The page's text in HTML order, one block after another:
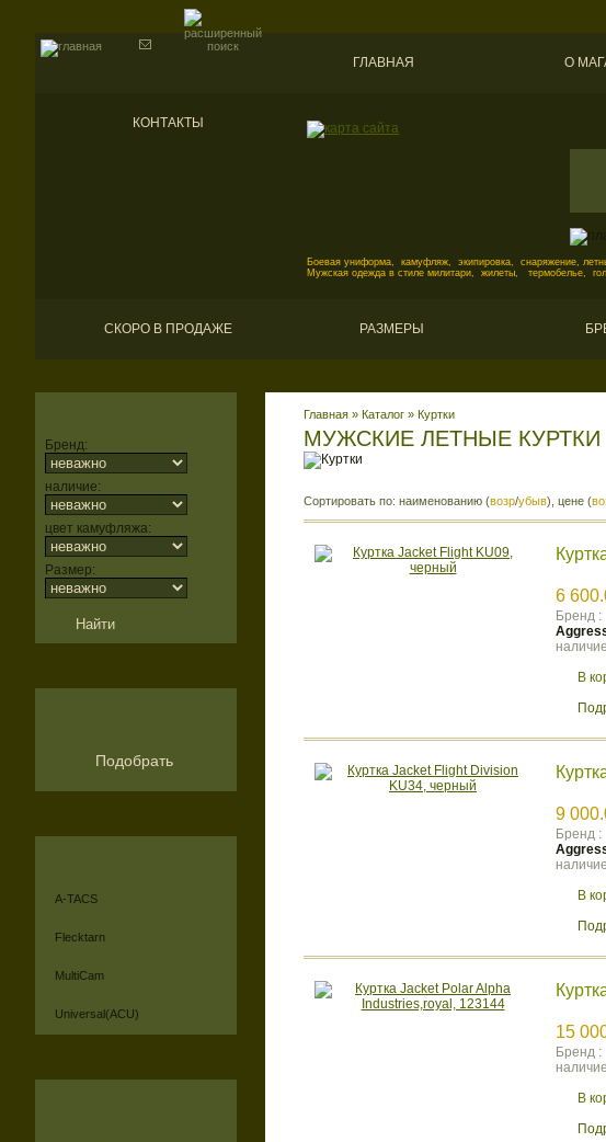
ГЛАВНАЯ О
КОНТАКТЫ
Боевая униформа, камуфляж, экипировка, снаряжение,
Мужская одежда в стиле милитари, жилеты, термобелье,
СКОРО В ПРОДАЖЕ РАЗМЕРЫ
Бренд:
наличие:
цвет камуфляжа:
Размер:
Подобрать
A-TACS
Flecktarn
MultiCam
Universal(ACU)
МУЖСКИЕ ЛЕТНЫЕ КУРТКИ
Главная » Каталог » Куртки
Сортировать по: наименованию (возр/убыв), цене (
6
Бренд :
В
9
Бренд :
В
15
Бренд :
В